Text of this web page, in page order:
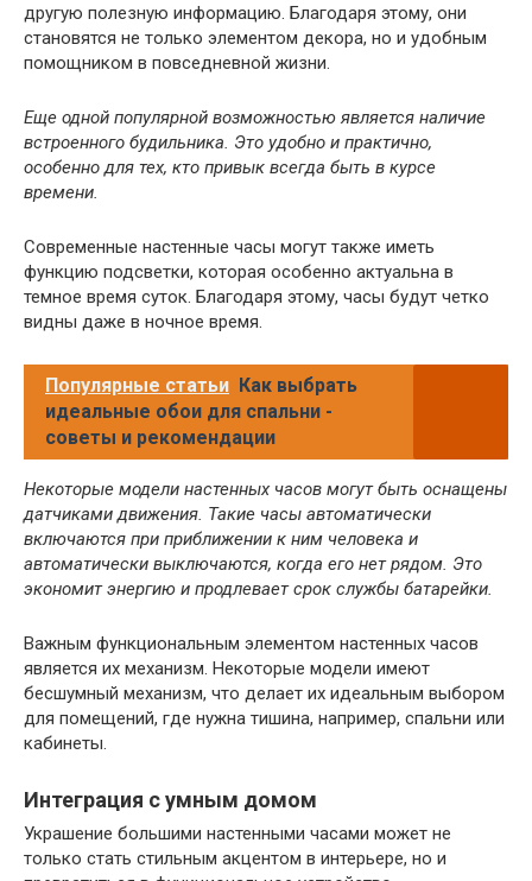
другую полезную информацию. Благодаря этому, они
становятся не только элементом декора, но и удобным
помощником в повседневной жизни.
Еще одной популярной возможностью является наличие
встроенного будильника. Это удобно и практично,
особенно для тех, кто привык всегда быть в курсе
времени.
Современные настенные часы могут также иметь
функцию подсветки, которая особенно актуальна в
темное время суток. Благодаря этому, часы будут четко
видны даже в ночное время.
Популярные статьи Как выбрать
идеальные обои для спальни -
советы и рекомендации
Некоторые модели настенных часов могут быть оснащены
датчиками движения. Такие часы автоматически
включаются при приближении к ним человека и
автоматически выключаются, когда его нет рядом. Это
экономит энергию и продлевает срок службы батарейки.
Важным функциональным элементом настенных часов
является их механизм. Некоторые модели имеют
бесшумный механизм, что делает их идеальным выбором
для помещений, где нужна тишина, например, спальни или
кабинеты.
Интеграция с умным домом
Украшение большими настенными часами может не
только стать стильным акцентом в интерьере, но и